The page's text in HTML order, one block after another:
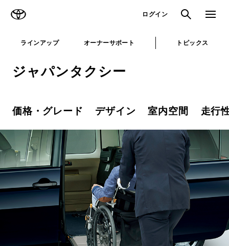
ログイン 検索 メニュ
ラインアップ オーナーサポート トピックス
ジャパンタクシー
価格・グレード デザイン 室内空間 走行